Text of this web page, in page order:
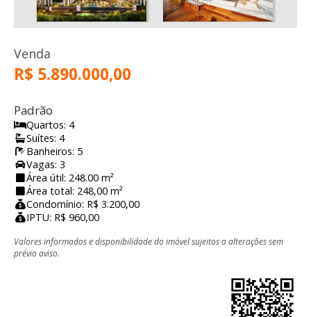
Venda
R$ 5.890.000,00
Padrão
Quartos: 4
Suítes: 4
Banheiros: 5
Vagas: 3
Área útil: 248.00 m²
Área total: 248,00 m²
Condomínio: R$ 3.200,00
IPTU: R$ 960,00
Valores informados e disponibilidade do imóvel sujeitos a alterações sem
prévio aviso.